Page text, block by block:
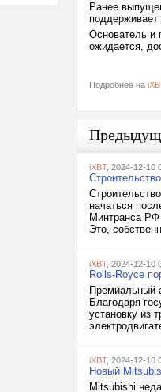
Ранее
поддерживает
Основатель и
ожидается,
Подробнее на
iXBT, 2024-12-10
начаться
Минтранса РФ
Это,
iXBT, 2024-12-10
Rolls-Royce
Премиальный
Благодаря
установку из
iXBT, 2024-12-10
Новый
Mitsubishi